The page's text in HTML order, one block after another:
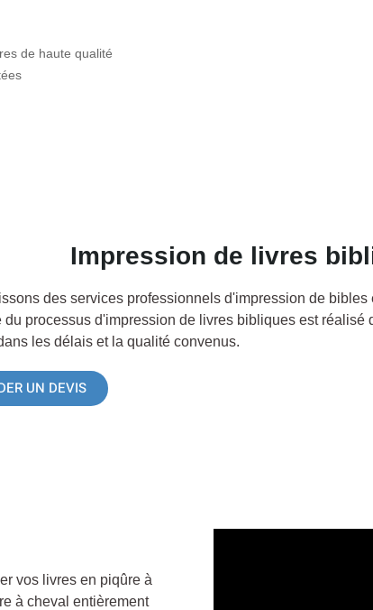
de haute qualité
Impression de livres
des services professionnels d'impression de
du processus d'impression de livres bibliques est
les délais et la qualité convenus.
UN DEVIS
vos livres en piqûre à
à cheval entièrement